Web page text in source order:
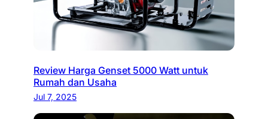
Review Harga Genset 5000 Watt untuk
Rumah dan Usaha
Jul 7, 2025